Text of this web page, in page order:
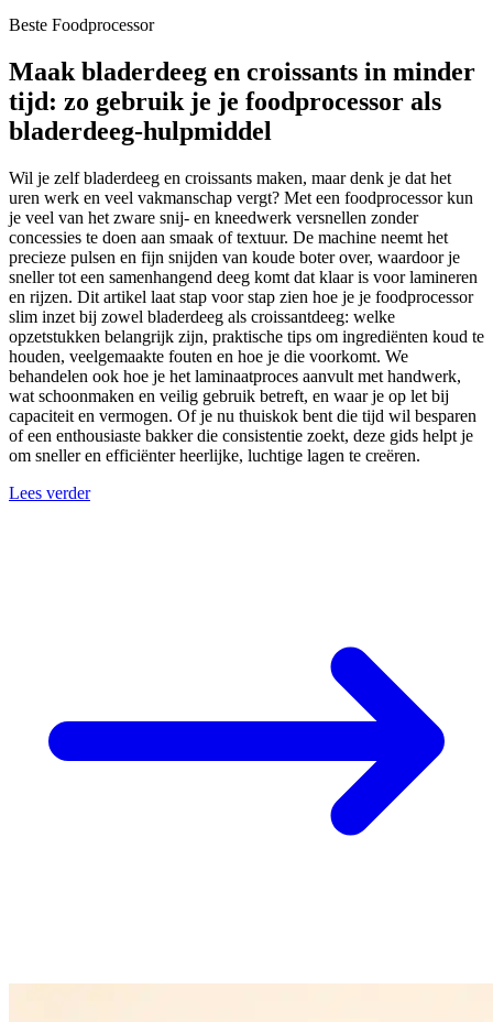
Beste Foodprocessor
Maak bladerdeeg en croissants in minder
tijd: zo gebruik je je foodprocessor als
bladerdeeg-hulpmiddel
Wil je zelf bladerdeeg en croissants maken, maar denk je dat het
uren werk en veel vakmanschap vergt? Met een foodprocessor kun
je veel van het zware snij- en kneedwerk versnellen zonder
concessies te doen aan smaak of textuur. De machine neemt het
precieze pulsen en fijn snijden van koude boter over, waardoor je
sneller tot een samenhangend deeg komt dat klaar is voor lamineren
en rijzen. Dit artikel laat stap voor stap zien hoe je je foodprocessor
slim inzet bij zowel bladerdeeg als croissantdeeg: welke
opzetstukken belangrijk zijn, praktische tips om ingrediënten koud te
houden, veelgemaakte fouten en hoe je die voorkomt. We
behandelen ook hoe je het laminaatproces aanvult met handwerk,
wat schoonmaken en veilig gebruik betreft, en waar je op let bij
capaciteit en vermogen. Of je nu thuiskok bent die tijd wil besparen
of een enthousiaste bakker die consistentie zoekt, deze gids helpt je
om sneller en efficiënter heerlijke, luchtige lagen te creëren.
Lees verder